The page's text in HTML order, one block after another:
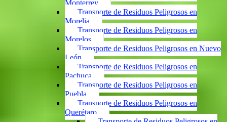
Monterrey
Transporte de Residuos Peligrosos en
Morelia
Transporte de Residuos Peligrosos en
Morelos
Transporte de Residuos Peligrosos en Nuevo
León
Transporte de Residuos Peligrosos en
Pachuca
Transporte de Residuos Peligrosos en
Puebla
Transporte de Residuos Peligrosos en
Querétaro